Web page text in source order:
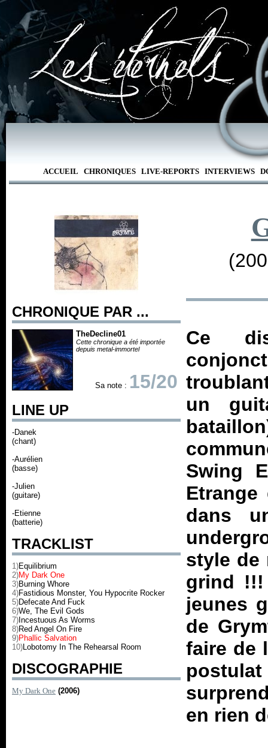
ACCUEIL CHRONIQUES LIVE-REPORTS INTERVIEWS
CHRONIQUE PAR ...
TheDecline01
Cette chronique a été importée
depuis metal-immortel
Sa note : 15/20
LINE UP
-Danek
(chant)
-Aurélien
(basse)
-Julien
(guitare)
-Etienne
(batterie)
TRACKLIST
1)Equilibrium
2)My Dark One
3)Burning Whore
4)Fastidious Monster, You Hypocrite Rocker
5)Defecate And Fuck
6)We, The Evil Gods
7) Incestuous As Worms
8)Red Angel On Fire
9)Phallic Salvation
10)Lobotomy In The Rehearsal Room
DISCOGRAPHIE
My Dark One (2006)
Ce
un
Swing
dans
style de
grind
jeunes
de
faire de
en rien